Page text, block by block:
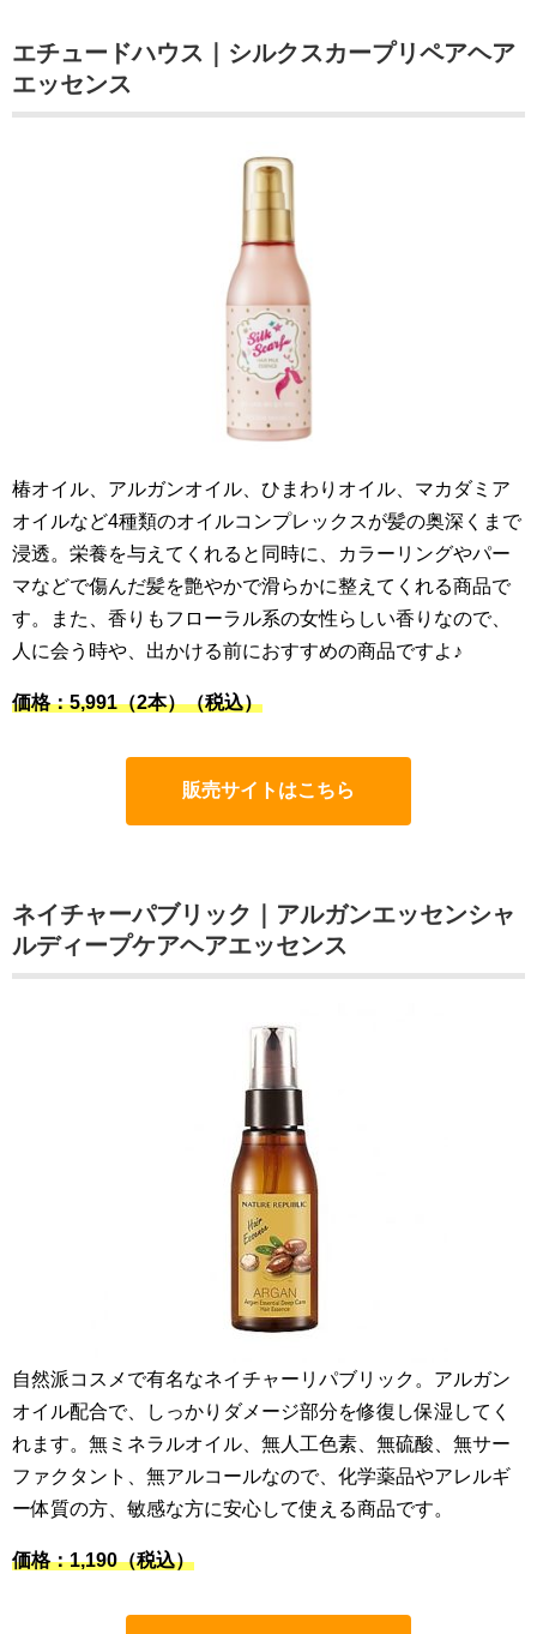
エチュードハウス｜シルクスカープリペアヘア
エッセンス
椿オイル、アルガンオイル、ひまわりオイル、マカダミア
オイルなど4種類のオイルコンプレックスが髪の奥深くまで
浸透。栄養を与えてくれると同時に、カラーリングやパー
マなどで傷んだ髪を艶やかで滑らかに整えてくれる商品で
す。また、香りもフローラル系の女性らしい香りなので、
人に会う時や、出かける前におすすめの商品ですよ♪
価格：5,991（2本）（税込）
販売サイトはこちら
ネイチャーパブリック｜アルガンエッセンシャ
ルディープケアヘアエッセンス
自然派コスメで有名なネイチャーリパブリック。アルガン
オイル配合で、しっかりダメージ部分を修復し保湿してく
れます。無ミネラルオイル、無人工色素、無硫酸、無サー
ファクタント、無アルコールなので、化学薬品やアレルギ
ー体質の方、敏感な方に安心して使える商品です。
価格：1,190（税込）